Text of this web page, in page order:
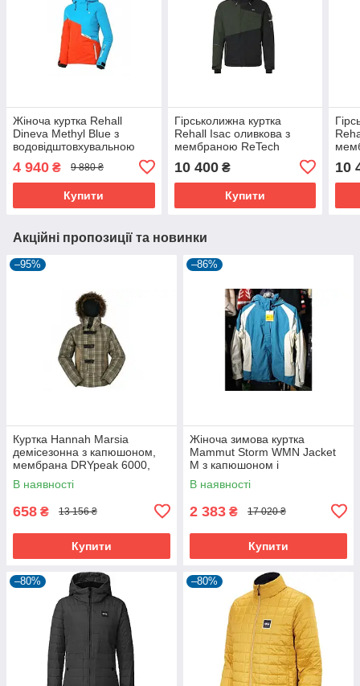
Жіноча куртка Rehall
Dineva Methyl Blue з
водовідштовхувальною
4 940 ₴ 9 880 ₴
Купити
Гірськолижна куртка
Rehall Isac оливкова з
мембраною ReTech
водонепроникність 10000
мм
10 400₴
Купити
10
Акційні пропозиції та новинки
–95%
Куртка Hannah Marsia
демісезонна з капюшоном,
мембрана DRYpeak 6000,
коричнева
В наявності
658 ₴ 13 156 ₴
Купити
–86%
Жіноча зимова куртка
Mammut Storm WMN Jacket
M з капюшоном і
вентиляцією, колір 5216
В наявності
2 383 ₴ 17 020 ₴
Купити
–80% –80%